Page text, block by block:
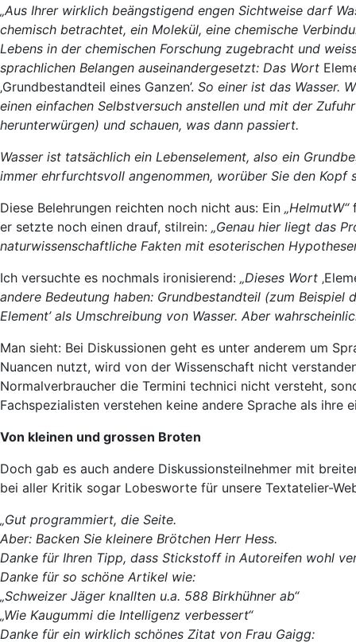
„Aus Ihrer wirklich beängstigend engen Sichtweise darf
chemisch betrachtet, ein Molekül, eine chemische
Lebens in der chemischen Forschung zugebracht und
sprachlichen Belangen auseinandergesetzt: Das Wort
‚Grundbestandteil eines Ganzen’. So einer ist das Wasser.
einen einfachen Selbstversuch anstellen und mit der
herunterwürgen) und schauen, was dann passiert.
Wasser ist tatsächlich ein Lebenselement, also ein
immer ehrfurchtsvoll angenommen, worüber Sie den Kopf
Diese Belehrungen reichten noch nicht aus: Ein „HelmutW“
er setzte noch einen drauf, stilrein: „Genau hier liegt das
naturwissenschaftliche Fakten mit esoterischen
Ich versuchte es nochmals ironisierend: „Dieses Wort
andere Bedeutung haben: Grundbestandteil (zum Beispiel
Element’ als Umschreibung von Wasser. Aber
Man sieht: Bei Diskussionen geht es unter anderem um
Nuancen nutzt, wird von der Wissenschaft nicht
Normalverbraucher die Termini technici nicht versteht,
Fachspezialisten verstehen keine andere Sprache als ihre
Von kleinen und grossen Broten
Doch gab es auch andere Diskussionsteilnehmer mit
bei aller Kritik sogar Lobesworte für unsere Textatelier-
„Gut programmiert, die Seite.
Aber: Backen Sie kleinere Brötchen Herr Hess.
Danke für Ihren Tipp, dass Stickstoff in Autoreifen wohl
Danke für so schöne Artikel wie:
„Schweizer Jäger knallten u.a. 588 Birkhühner ab“
„Wie Kaugummi die Intelligenz verbessert“
Danke für ein wirklich schönes Zitat von Frau Gaigg: